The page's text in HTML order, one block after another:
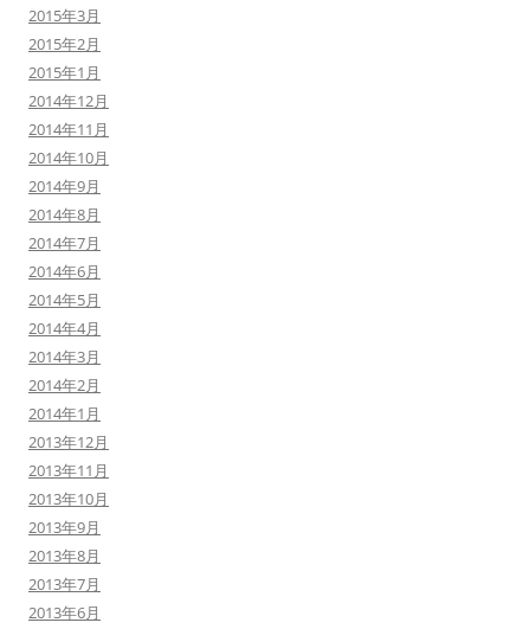
2015年3月
2015年2月
2015年1月
2014年12月
2014年11月
2014年10月
2014年9月
2014年8月
2014年7月
2014年6月
2014年5月
2014年4月
2014年3月
2014年2月
2014年1月
2013年12月
2013年11月
2013年10月
2013年9月
2013年8月
2013年7月
2013年6月